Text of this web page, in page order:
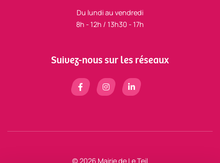
Du lundi au vendredi
8h - 12h / 13h30 - 17h
Suivez-nous sur les réseaux
© 2026 Mairie de Le Teil